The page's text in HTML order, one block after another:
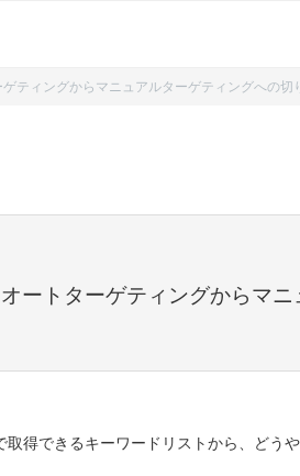
ティングからマニュアルターゲティングへの切
ートターゲティングからマ
得できるキーワードリストから、どう